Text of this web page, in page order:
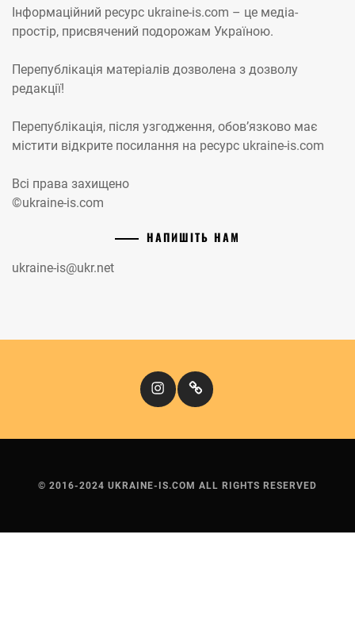
Інформаційний ресурс ukraine-is.com – це медіа-
простір, присвячений подорожам Україною.
Перепублікація матеріалів дозволена з дозволу
редакції!
Перепублікація, після узгодження, обов’язково має
містити відкрите посилання на ресурс ukraine-is.com
Всі права захищено
©ukraine-is.com
НАПИШІТЬ НАМ
ukraine-is@ukr.net
InstagramКіномандри
© 2016-2024 UKRAINE-IS.COM ALL RIGHTS RESERVED